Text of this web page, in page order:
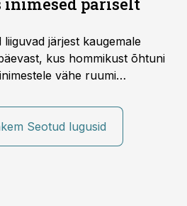
järjest kaugemale
kus hommikust õhtuni
vähe ruumi
ettevõtted üha enam paikasid,
inimesed töörežiimist välja
rahulikumaks ja
Seotud lugusid